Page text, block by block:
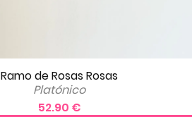
Ramo de Rosas Rosas
Platónico
52.90 €